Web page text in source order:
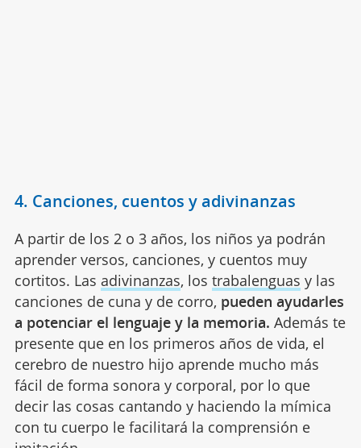
4. Canciones, cuentos y adivinanzas
A partir de los 2 o 3 años, los niños ya podrán
aprender versos, canciones, y cuentos muy
cortitos. Las adivinanzas, los trabalenguas y las
canciones de cuna y de corro, pueden ayudarles
a potenciar el lenguaje y la memoria. Además te
presente que en los primeros años de vida, el
cerebro de nuestro hijo aprende mucho más
fácil de forma sonora y corporal, por lo que
decir las cosas cantando y haciendo la mímica
con tu cuerpo le facilitará la comprensión e